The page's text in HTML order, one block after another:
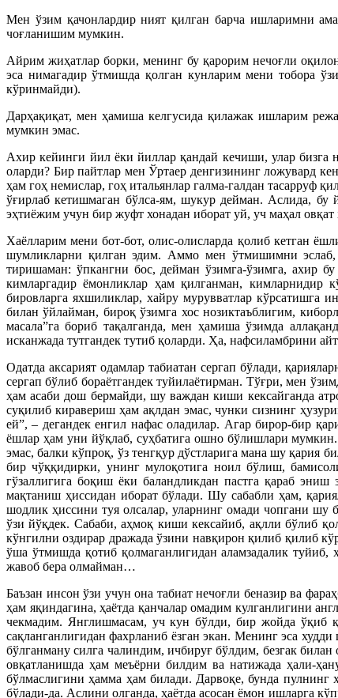
Мен ўзим қачонлардир ният қилган барча ишларимни
чоғланишим мумкин.
Айрим жиҳатлар борки, менинг бу қарорим нечоғли
эса нимагадир ўтмишда қолган кунларим мени тобора
кўринмайди).
Дарҳақиқат, мен ҳамиша келгусида қилажак ишларим
мумкин эмас.
Ахир кейинги йил ёки йиллар қандай кечиши, улар
оларди? Бир пайтлар мен Ўртаер денгизининг ложувард
ҳам гоҳ немислар, гоҳ итальянлар галма-галдан тасарруф
ўғирлаб кетишмаган бўлса-ям, шукур дейман. Аслида, бу
эҳтиёжим учун бир жуфт хонадан иборат уй, уч маҳал овқат
Хаёлларим мени бот-бот, олис-олисларда қолиб кетган
шумликларни қилган эдим. Аммо мен ўтмишимни эслаб,
тиришаман: ўпкангни бос, дейман ўзимга-ўзимга, ахир
кимларгадир ёмонликлар ҳам қилганман,
бировларга яхшиликлар, хайру мурувватлар кўрсатишга
билан ўйлайман, бироқ ўзимга хос нозиктаъблигим,
масала”га бориб тақалганда, мен ҳамиша ўзимда
исканжада тутгандек тутиб қоларди. Ҳа, нафсиламбрини
Одатда аксарият одамлар табиатан сергап бўлади,
сергап бўлиб бораётгандек туйилаётирман. Тўғри, мен
ҳам асаби дош бермайди, шу важдан киши кексайганда
суқилиб киравериш ҳам ақлдан эмас, чунки сизнинг
ей”, – дегандек енгил нафас оладилар. Агар бирор-бир
ёшлар ҳам уни йўқлаб, суҳбатига ошно бўлишлари
эмас, балки кўпроқ, ўз тенгқур дўстларига мана шу
бир чўққидирки, унинг мулоқотига ноил бўлиш,
гўзаллигига боқиш ёки баландликдан пастга қараб
мақтаниш ҳиссидан иборат бўлади. Шу сабабли ҳам,
шодлик ҳиссини туя олсалар, уларнинг омади чопгани шу
ўзи йўқдек. Сабаби, аҳмоқ киши кексайиб, ақлли бўлиб
кўнгилни оздирар дражада ўзини навқирон қилиб қилиб
ўша ўтмишда қотиб қолмаганлигидан аламзадалик
жавоб бера олмайман…
Баъзан инсон ўзи учун она табиат нечоғли беназир ва
ҳам яқиндагина, ҳаётда қанчалар омадим кулганлигини
чекмадим. Янглишмасам, уч кун бўлди, бир жойда ўқиб
сақланганлигидан фахрланиб ёзган экан. Менинг эса
бўлганману силга чалиндим, ичбируғ бўлдим, безгак
овқатланишда ҳам меъёрни билдим ва натижада ҳали-
бўлмаслигини ҳамма ҳам билади. Дарвоқе, бунда пулнинг
бўлади-да. Аслини олганда, ҳаётда асосан ёмон ишларга